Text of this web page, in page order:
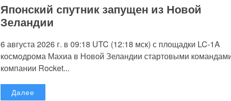
Японский спутник запущен из Новой
Зеландии
6 августа 2026 г. в 09:18 UTC (12:18 мск) с площадки LC-1A
космодрома Махиа в Новой Зеландии стартовыми
компании Rocket...
Далее